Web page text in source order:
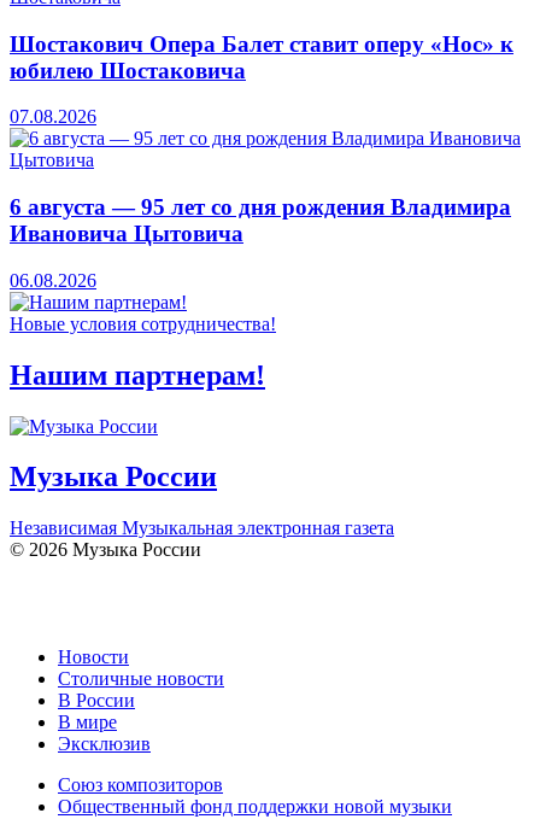
Шостакович Опера Балет ставит оперу «Нос» к
юбилею Шостаковича
07.08.2026
6 августа — 95 лет со дня рождения Владимира
Ивановича Цытовича
06.08.2026
Новые условия сотрудничества!
Нашим партнерам!
Музыка России
Независимая Музыкальная электронная газета
© 2026 Музыка России
Новости
Столичные новости
В России
В мире
Эксклюзив
Союз композиторов
Общественный фонд поддержки новой музыки